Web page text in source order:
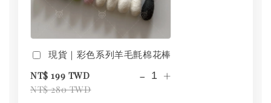
現貨｜彩色系列羊毛氈棉花棒
NT$ 199 TWD
NT$ 280 TWD
- +